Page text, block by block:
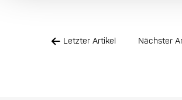
Letzter Artikel Nächster